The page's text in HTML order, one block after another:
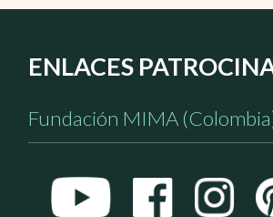
ENLACES
Fundación MIMA